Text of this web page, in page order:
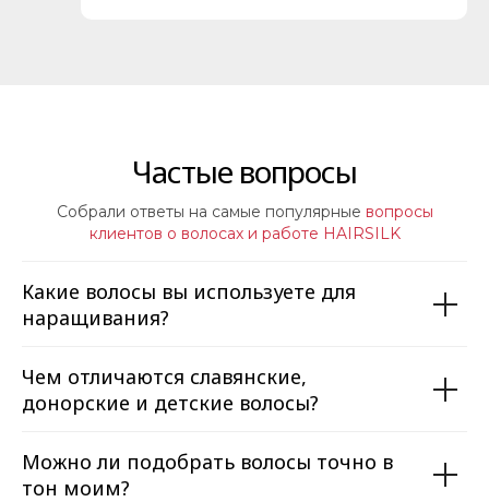
Частые вопросы
Собрали ответы на самые популярные вопросы
клиентов о волосах и работе HAIRSILK
Какие волосы вы используете для
наращивания?
Чем отличаются славянские,
донорские и детские волосы?
Можно ли подобрать волосы точно в
тон моим?